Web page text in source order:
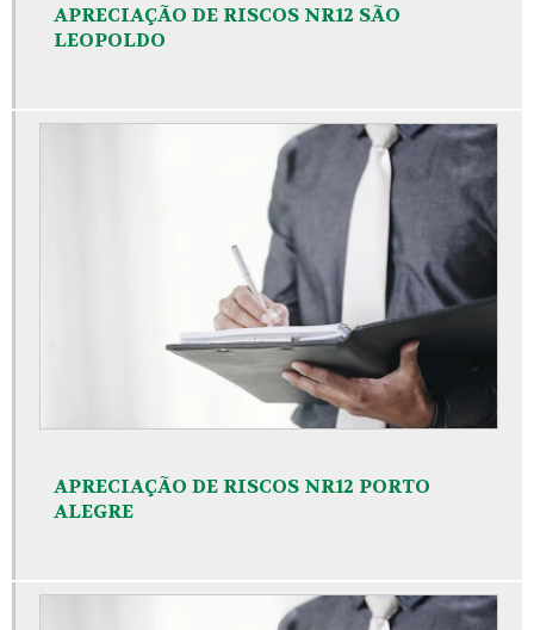
APRECIAÇÃO DE RISCOS NR12 SÃO
LEOPOLDO
APRECIAÇÃO DE RISCOS NR12 PORTO
ALEGRE